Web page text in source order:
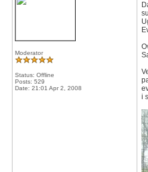
Moderator
Status: Offline
Posts: 529
Date: 21:01 Apr 2, 2008
i